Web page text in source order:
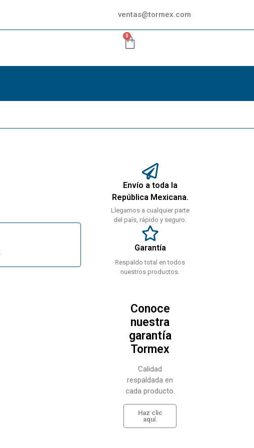
ventas@tormex.com
0
Envío a toda la
República Mexicana.
Llegamos a cualquier parte
del país, rápido y seguro.
Garantía
Respaldo total en todos
nuestros productos.
Conoce
nuestra
garantía
Tormex
Calidad
respaldada en
cada producto.
Haz clic
aquí.